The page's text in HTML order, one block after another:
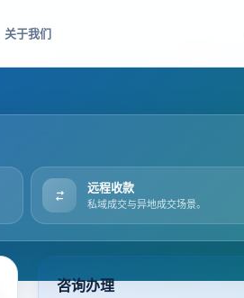
关于我们
远程收款
私域成交与异地成交场景。
咨询办理